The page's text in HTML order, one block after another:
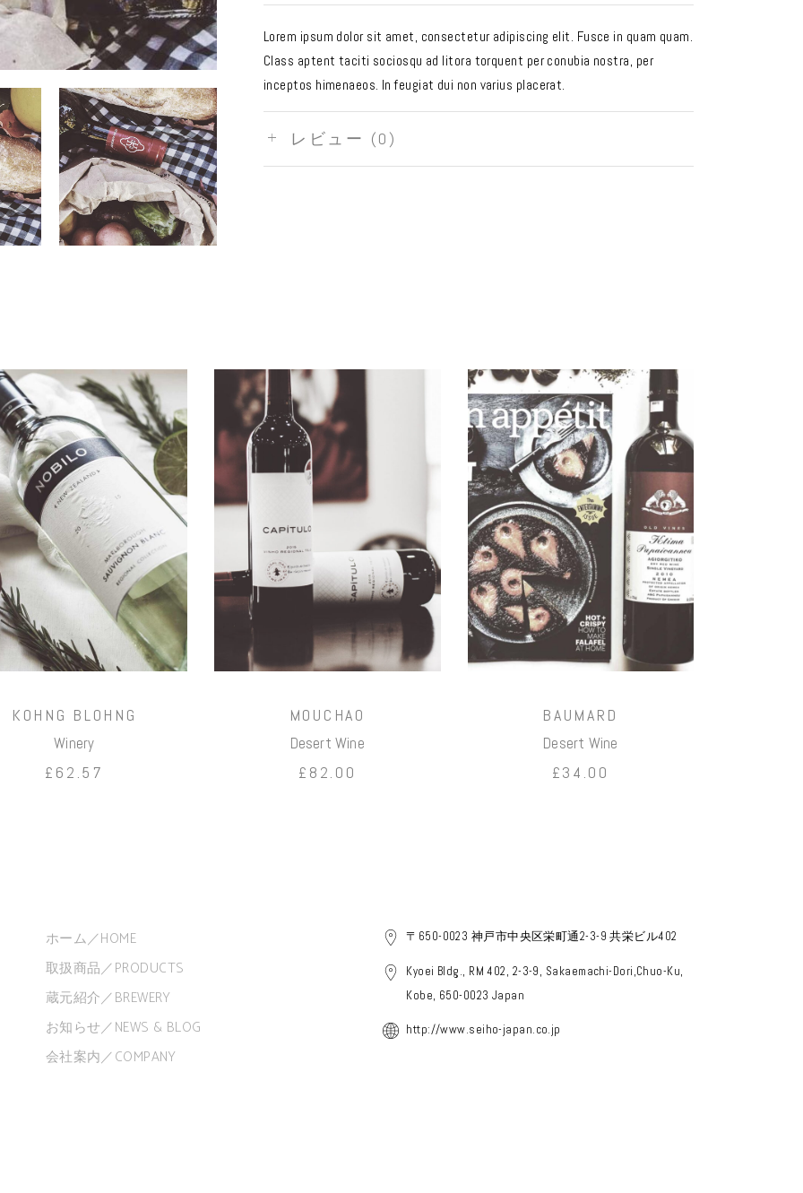
Lorem ipsum dolor sit amet, consectetur adipiscing elit. Fusce in quam quam.
Class aptent taciti sociosqu ad litora torquent per conubia nostra, per
inceptos himenaeos. In feugiat dui non varius placerat.
レビュー (0)
お買い
物カゴ
に追加
KOHNG BLOHNG
Winery
£ 62.57
お買い
物カゴ
に追加
MOUCHAO
Desert Wine
£ 82.00
お買い
物カゴ
に追加
BAUMARD
Desert Wine
£34.00
ホーム／HOME
取扱商品／PRODUCTS
蔵元紹介／BREWERY
お知らせ／NEWS & BLOG
会社案内／COMPANY
〒650-0023 神戸市中央区栄町通2-3-9 共栄ビル402
Kyoei Bldg., RM 402, 2-3-9, Sakaemachi-Dori,Chuo-Ku,
Kobe, 650-0023 Japan
http://www.seiho-japan.co.jp